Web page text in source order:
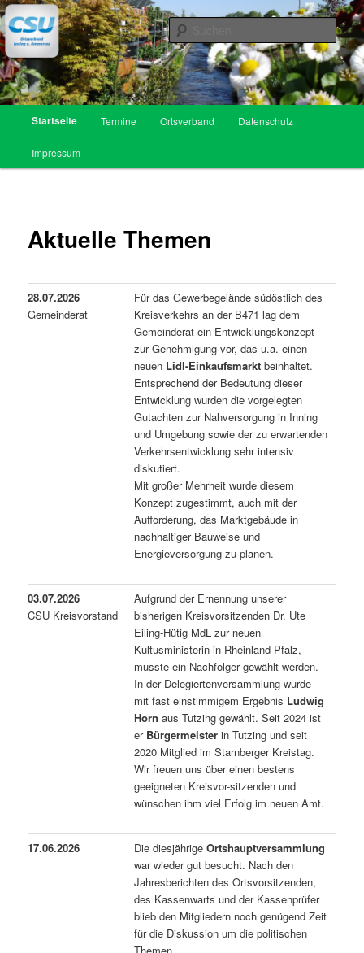
Zum
Inhalt
wechseln
CSU Ortsverband Inning am
Ammersee
HauptmenüStartseite Termine Ortsverband Datenschutz
Impressum
Aktuelle Themen
28.07.2026
Gemeinderat
Für das Gewerbegelände südöstlich des
Kreisverkehrs an der B471 lag dem
Gemeinderat ein Entwicklungskonzept
zur Genehmigung vor, das u.a. einen
neuen Lidl-Einkaufsmarkt beinhaltet.
Entsprechend der Bedeutung dieser
Entwicklung wurden die vorgelegten
Gutachten zur Nahversorgung in Inning
und Umgebung sowie der zu erwartenden
Verkehrsentwicklung sehr intensiv
diskutiert.
Mit großer Mehrheit wurde diesem
Konzept zugestimmt, auch mit der
Aufforderung, das Marktgebäude in
nachhaltiger Bauweise und
Energieversorgung zu planen.
03.07.2026
CSU Kreisvorstand
Aufgrund der Ernennung unserer
bisherigen Kreisvorsitzenden Dr. Ute
Eiling-Hütig MdL zur neuen
Kultusministerin in Rheinland-Pfalz,
musste ein Nachfolger gewählt werden.
In der Delegiertenversammlung wurde
mit fast einstimmigem Ergebnis Ludwig
Horn aus Tutzing gewählt. Seit 2024 ist
er Bürgermeister in Tutzing und seit
2020 Mitglied im Starnberger Kreistag.
Wir freuen uns über einen bestens
geeigneten Kreisvor-sitzenden und
wünschen ihm viel Erfolg im neuen Amt.
17.06.2026 Die diesjährigeOrtshauptversammlung
war wieder gut besucht. Nach den
Jahresberichten des Ortsvorsitzenden,
des Kassenwarts und der Kassenprüfer
blieb den Mitgliedern noch genügend Zeit
für die Diskussion um die politischen